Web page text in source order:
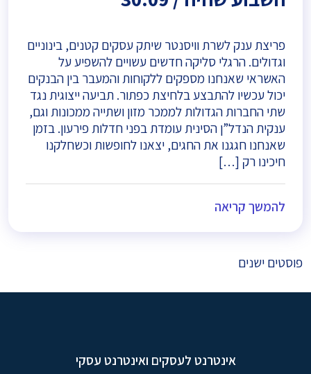
פריצת ענק לשרת וויסנטר שיתק עסקים קטנים, בינוניים
וגדולים. הרגלי סליקה חדשים עשויים להשפיע על
האשראי שאנחנו מספקים ללקוחות והמעבר בין הבנקים
יכול עכשיו להתבצע בלחיצת כפתור. תביעה ייצוגית נגד
שתי החברות הגדולות לממכר מזון ושתייה ממכונות וגם,
ענקית הנדל”ן הסינית עומדת בפני חדלות פירעון. בזמן
שאנחנו חגגנו את החגים, יצאנו לחופשות וכשחלקנו
חיכינו רק […]
להמשך קריאה
ניווט
פוסטים ישנים
אינטרנט לעסקים ואינטרנט עסקי